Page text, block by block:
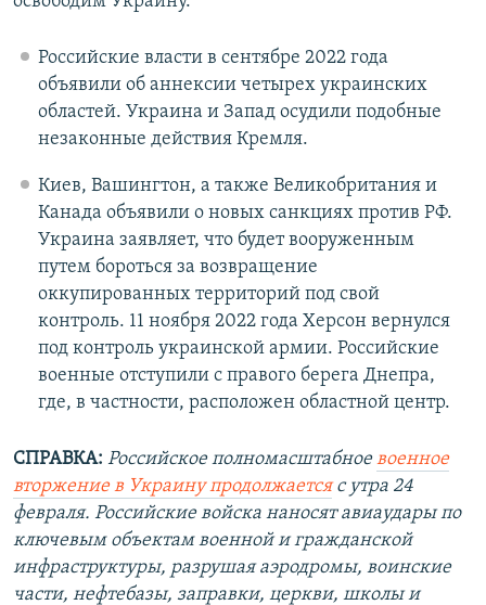
Российские власти в сентябре 2022 года
объявили об аннексии четырех украинских
областей. Украина и Запад осудили подобные
незаконные действия Кремля.
Киев, Вашингтон, а также Великобритания и
Канада объявили о новых санкциях против РФ.
Украина заявляет, что будет вооруженным
путем бороться за возвращение
оккупированных территорий под свой
контроль. 11 ноября 2022 года Херсон вернулся
под контроль украинской армии. Российские
военные отступили с правого берега Днепра,
где, в частности, расположен областной центр.
СПРАВКА: Российское полномасштабноевоенное
вторжение в Украину продолжаетсяс утра 24
февраля. Российские войска наносят авиаудары по
ключевым объектам военной и гражданской
инфраструктуры, разрушая аэродромы, воинские
части, нефтебазы, заправки, церкви, школы и